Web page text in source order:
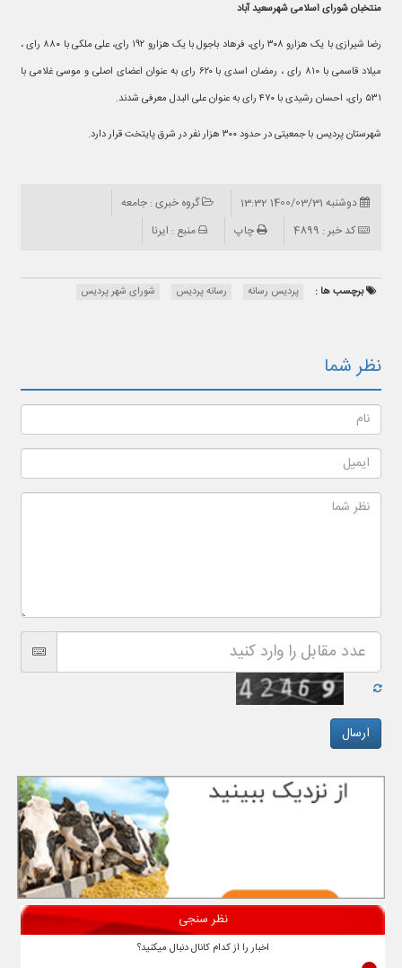
منتخبان شورای اسلامی شهرسعید آباد
رضا شیرازی با یک هزارو ۳۰۸ رای، فرهاد باجول با یک هزارو ۱۹۲ رای، علی ملکی با ۸۸۰ رای ،
میلاد قاسمی با ۸۱۰ رای ، رمضان اسدی با ۶۲۰ رای به عنوان اعضای اصلی و موسی غلامی با
۵۳۱ رای، احسان رشیدی با ۴۷۰ رای به عنوان علی البدل معرفی شدند.
شهرستان پردیس با جمعیتی در حدود ۳۰۰ هزار نفر در شرق پایتخت قرار دارد.
دوشنبه 1400/03/31 13:32
گروه خبری : جامعه
کد خبر : 4899
چاپ منبع : ایرنا
برچسب ها : پردیس رسانه رسانه پردیس شورای شهر پردیس
نظر شما
نظر سنجی
اخبار را از کدام کانال دنبال میکنید؟